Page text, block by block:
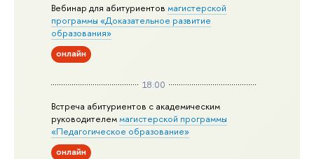
Вебинар для абитуриентовмагистерской
программы «Доказательное развитие
образования»
онлайн
18:00
Встреча абитуриентов с академическим
руководителеммагистерской программы
«Педагогическое образование»
онлайн